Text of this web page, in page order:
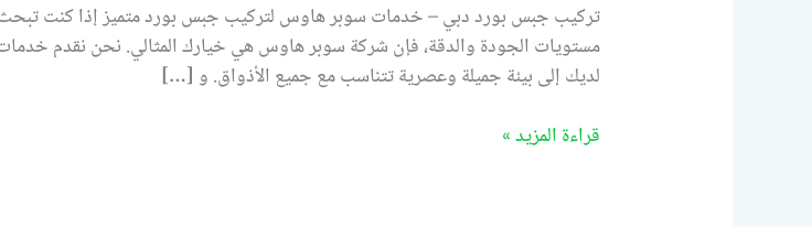
مستويات الجودة والدقة، فإن شركة سوبر هاوس هي خيارك المثالي. نحن نقدم
لديك إلى بيئة جميلة وعصرية تتناسب مع جميع الأذواق. و […]
قراءة المزيد »